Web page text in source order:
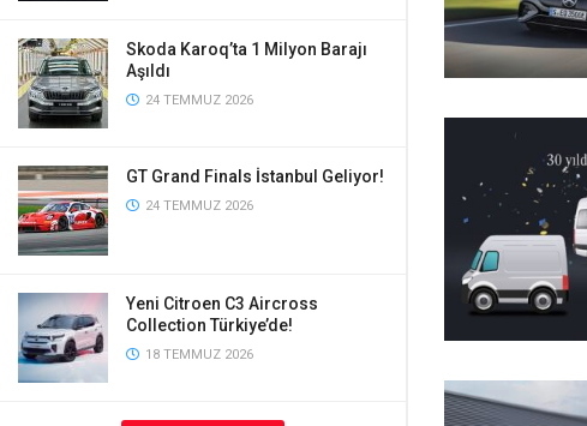
Skoda Karoq’ta 1 Milyon Barajı
Aşıldı
24 TEMMUZ 2026
GT Grand Finals İstanbul Geliyor!
24 TEMMUZ 2026
Yeni Citroen C3 Aircross
Collection Türkiye’de!
18 TEMMUZ 2026